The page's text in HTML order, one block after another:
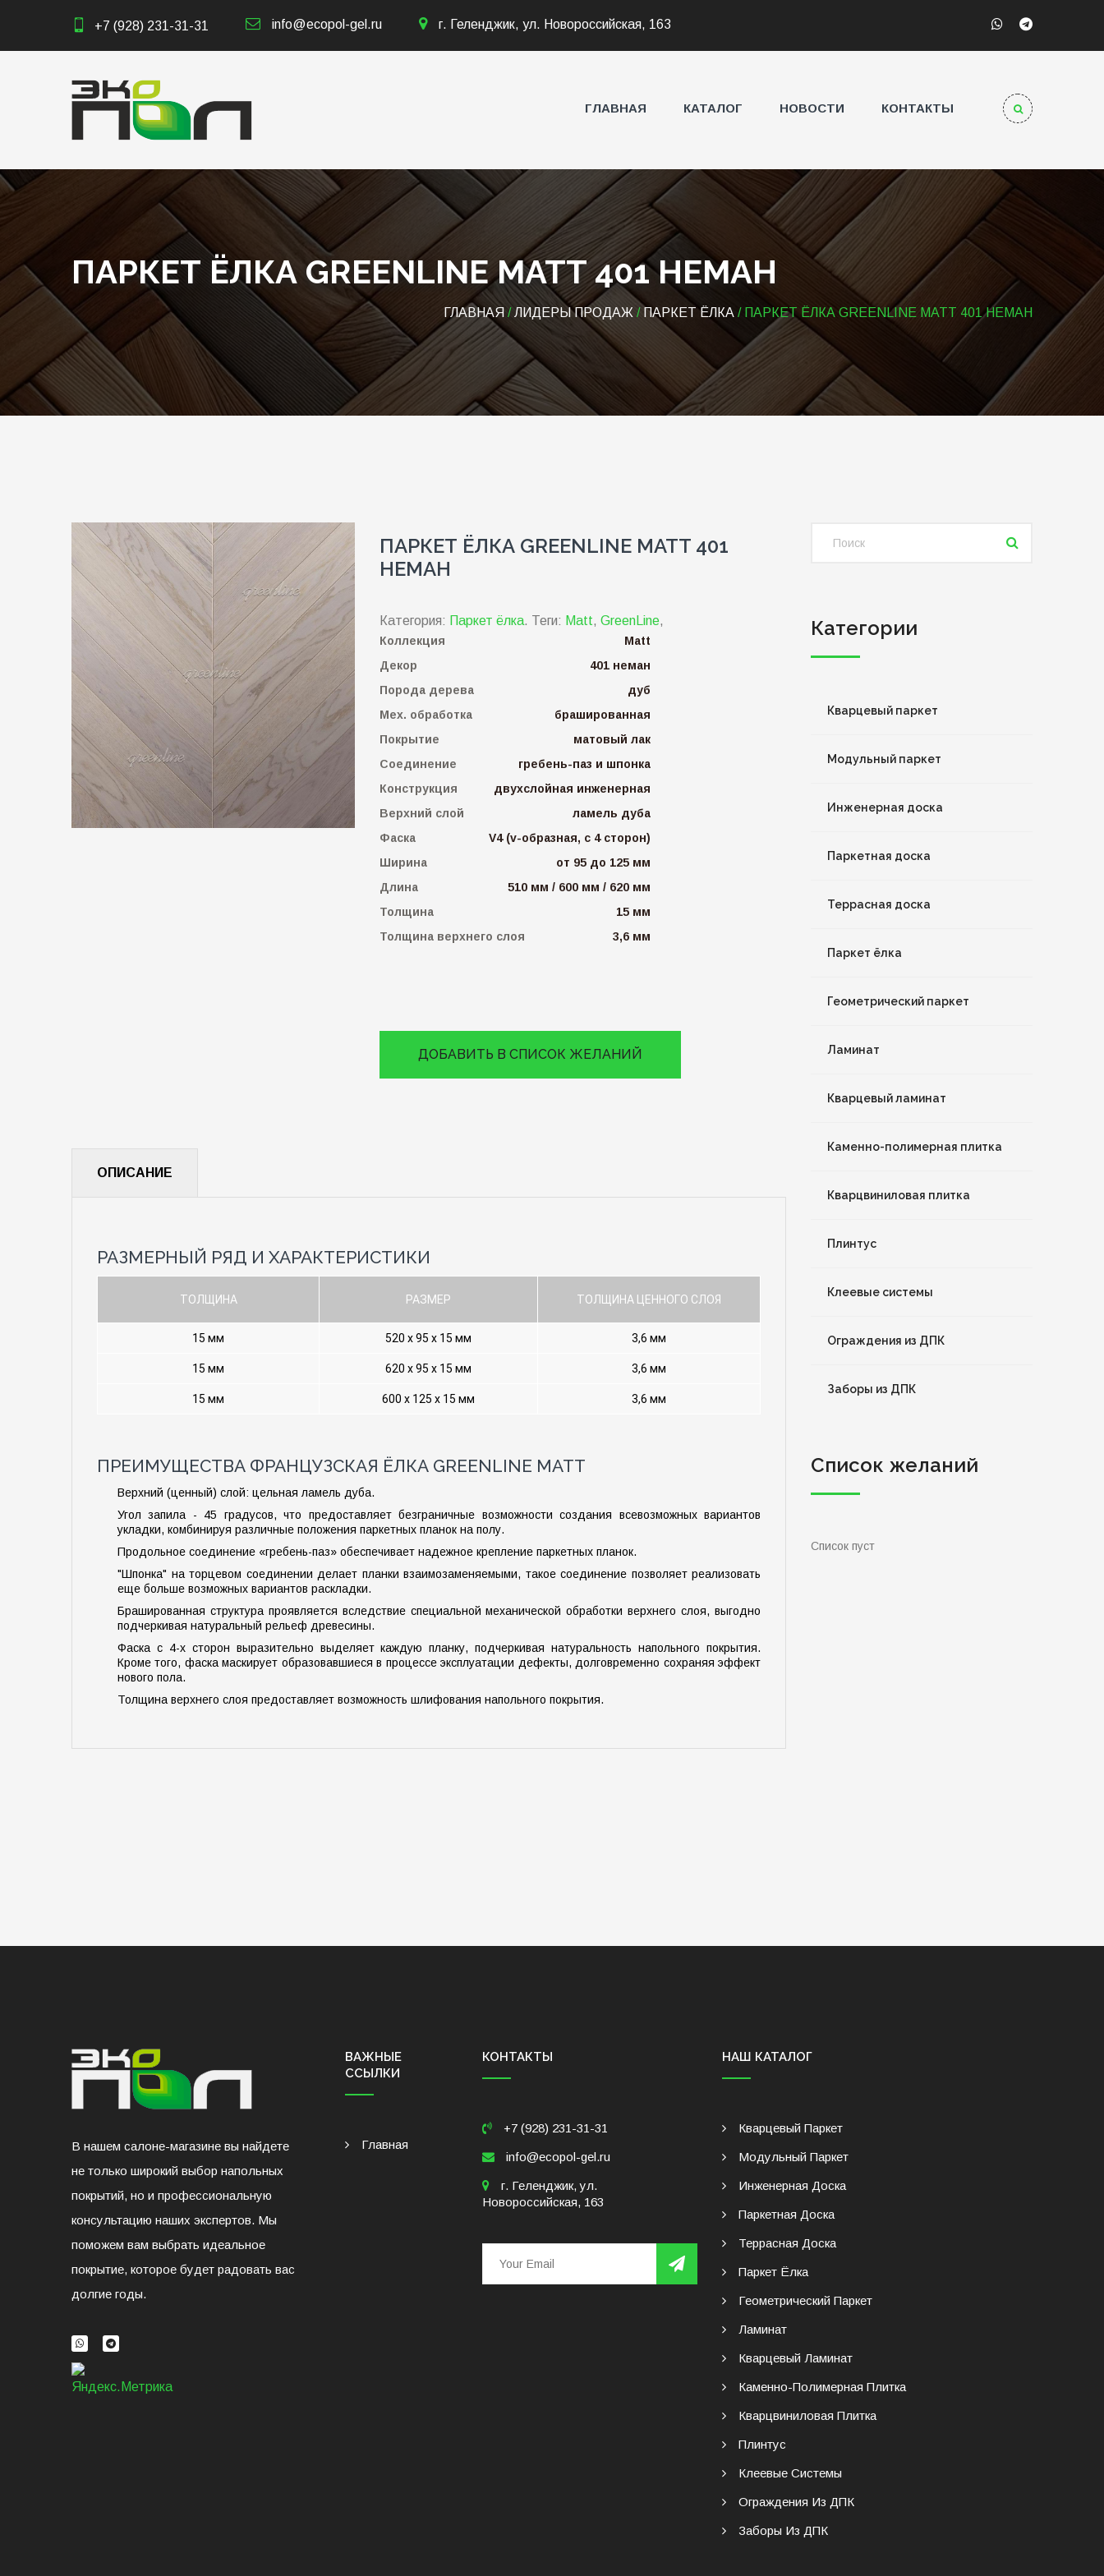
+7 (928) 231-31-31 info@ecopol-gel.ru г. Геленджик, ул. Новороссийская, 163
ГЛАВНАЯ КАТАЛОГ НОВОСТИ КОНТАКТЫ
ПАРКЕТ ЁЛКА GREENLINE MATT 401 НЕМАН
ГЛАВНАЯ /ЛИДЕРЫ ПРОДАЖ / ПАРКЕТ ЁЛКА / ПАРКЕТ ЁЛКА GREENLINE MATT 401 НЕМАН
ПАРКЕТ ЁЛКА GREENLINE MATT 401
НЕМАН
Категория: Паркет ёлка. Теги: Matt, GreenLine,
Коллекция
Matt
Декор
401 неман
Порода дерева
дуб
Мех. обработка
брашированная
Покрытие
матовый лак
Соединение
гребень-паз и шпонка
Конструкция
двухслойная инженерная
Верхний слой
ламель дуба
Фаска
V4 (v-образная, с 4 сторон)
Ширина
от 95 до 125 мм
Длина
510 мм / 600 мм / 620 мм
Толщина
15 мм
Толщина верхнего слоя
3,6 мм
ДОБАВИТЬ В СПИСОК ЖЕЛАНИЙ
ОПИСАНИЕ
РАЗМЕРНЫЙ РЯД И ХАРАКТЕРИСТИКИ
ТОЛЩИНА РАЗМЕР ТОЛЩИНА ЦЕННОГО СЛОЯ
15 мм 520 х 95 х 15 мм 3,6 мм
15 мм 620 х 95 х 15 мм 3,6 мм
15 мм 600 х 125 х 15 мм 3,6 мм
ПРЕИМУЩЕСТВА ФРАНЦУЗСКАЯ ЁЛКА GREENLINE MATT
Верхний (ценный) слой: цельная ламель дуба.
Угол запила - 45 градусов, что предоставляет безграничные возможности создания всевозможных вариантов
укладки, комбинируя различные положения паркетных планок на полу.
Продольное соединение «гребень-паз» обеспечивает надежное крепление паркетных планок.
"Шпонка" на торцевом соединении делает планки взаимозаменяемыми, такое соединение позволяет реализовать
еще больше возможных вариантов раскладки.
Брашированная структура проявляется вследствие специальной механической обработки верхнего слоя, выгодно
подчеркивая натуральный рельеф древесины.
Фаска с 4-х сторон выразительно выделяет каждую планку, подчеркивая натуральность напольного покрытия.
Кроме того, фаска маскирует образовавшиеся в процессе эксплуатации дефекты, долговременно сохраняя эффект
нового пола.
Толщина верхнего слоя предоставляет возможность шлифования напольного покрытия.
Категории
Кварцевый паркет
Модульный паркет
Инженерная доска
Паркетная доска
Террасная доска
Паркет ёлка
Геометрический паркет
Ламинат
Кварцевый ламинат
Каменно-полимерная плитка
Кварцвиниловая плитка
Плинтус
Клеевые системы
Ограждения из ДПК
Заборы из ДПК
Список желаний
Список пуст
В нашем салоне-магазине вы найдете
не только широкий выбор напольных
покрытий, но и профессиональную
консультацию наших экспертов. Мы
поможем вам выбрать идеальное
покрытие, которое будет радовать вас
долгие годы.
ВАЖНЫЕ
ССЫЛКИ
Главная
КОНТАКТЫ
+7 (928) 231-31-31
info@ecopol-gel.ru
г. Геленджик, ул.
Новороссийская, 163
НАШ КАТАЛОГ
Кварцевый Паркет
Модульный Паркет
Инженерная Доска
Паркетная Доска
Террасная Доска
Паркет Ёлка
Геометрический Паркет
Ламинат
Кварцевый Ламинат
Каменно-Полимерная Плитка
Кварцвиниловая Плитка
Плинтус
Клеевые Системы
Ограждения Из ДПК
Заборы Из ДПК